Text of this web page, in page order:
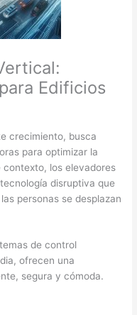
Edificios
crecimiento, busca
para optimizar la
contexto, los elevadores
disruptiva que
personas se desplazan
de control
ofrecen una
segura y cómoda.